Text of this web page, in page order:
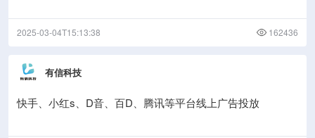
2025-03-04T15:13:38 162436
有信科技
快手、小红s、D音、百D、腾讯等平台线上广告投放